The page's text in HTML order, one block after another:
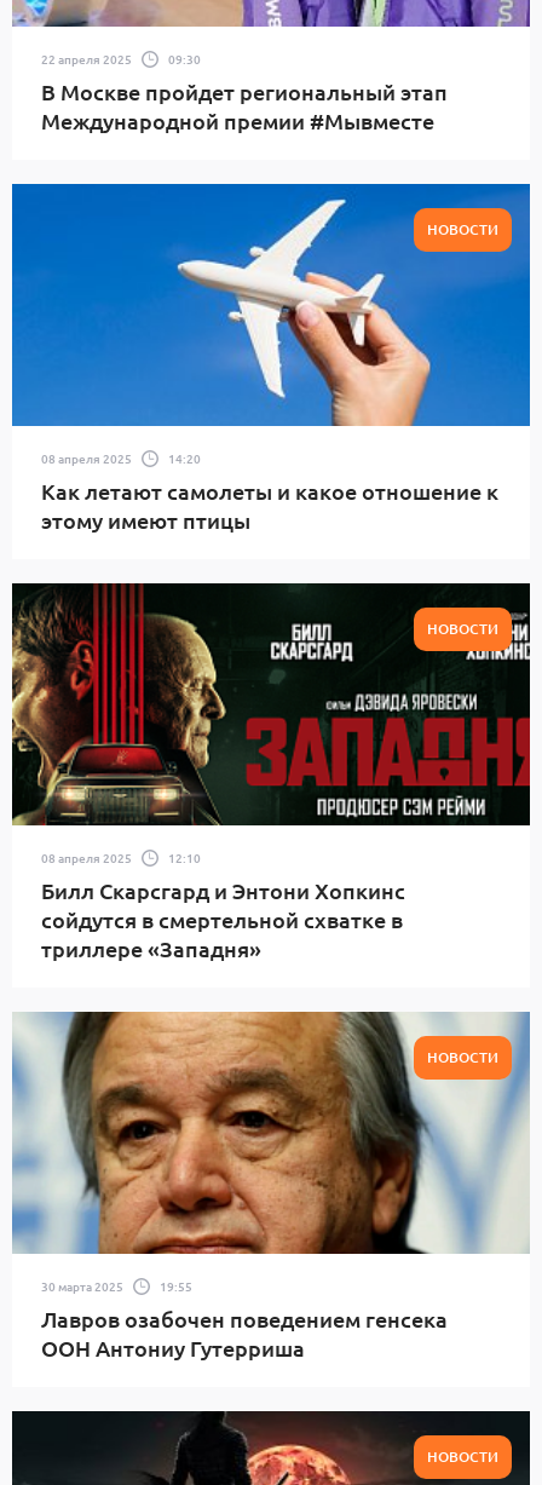
22 апреля 2025 09:30
В Москве пройдет региональный этап
Международной премии #Мывместе
НОВОСТИ
08 апреля 2025 14:20
Как летают самолеты и какое отношение к
этому имеют птицы
НОВОСТИ
08 апреля 2025 12:10
Билл Скарсгард и Энтони Хопкинс
сойдутся в смертельной схватке в
триллере «Западня»
НОВОСТИ
30 марта 2025 19:55
Лавров озабочен поведением генсека
ООН Антониу Гутерриша
НОВОСТИ